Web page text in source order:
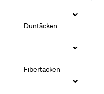
Duntäcken
Fibertäcken